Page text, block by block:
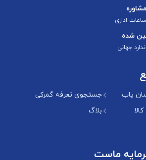
اداری
شده
جهانی
یاب
جستجوی تعرفه گمرکی
بلاگ
ماست